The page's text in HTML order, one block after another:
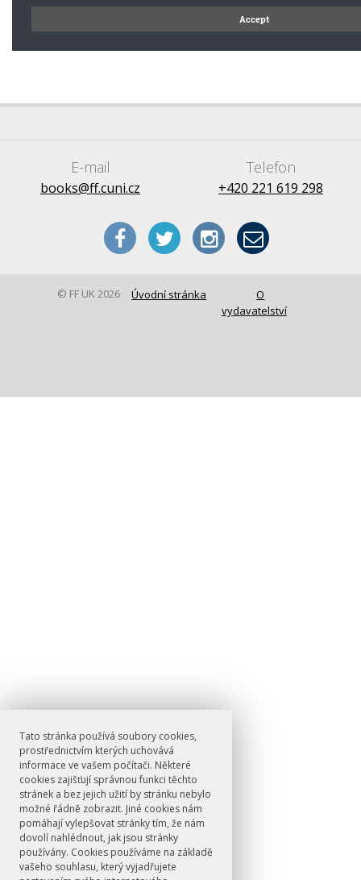
Tato stránka používá soubory cookies,
prostřednictvím kterých uchovává
informace ve vašem počítači. Některé
cookies zajišťují správnou funkci těchto
stránek a bez jejich užití by stránku nebylo
možné řádně zobrazit. Jiné cookies nám
pomáhají vylepšovat stránky tím, že nám
dovolí nahlédnout, jak jsou stránky
používány. Cookies používáme na základě
vašeho souhlasu, který vyjadřujete
E-mail
books@ff.cuni.cz
Telefon
+420 221 619 298
© FF UK 2026 Úvodní stránka
O
vydavatelství